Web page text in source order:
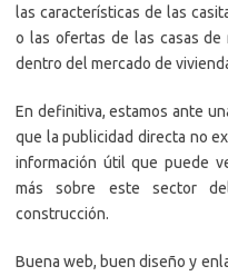
las características de las
o las ofertas de las casas de
dentro del mercado de
En definitiva, estamos ante
que la publicidad directa no
información útil que puede
más sobre este sector
construcción.
Buena web, buen diseño y